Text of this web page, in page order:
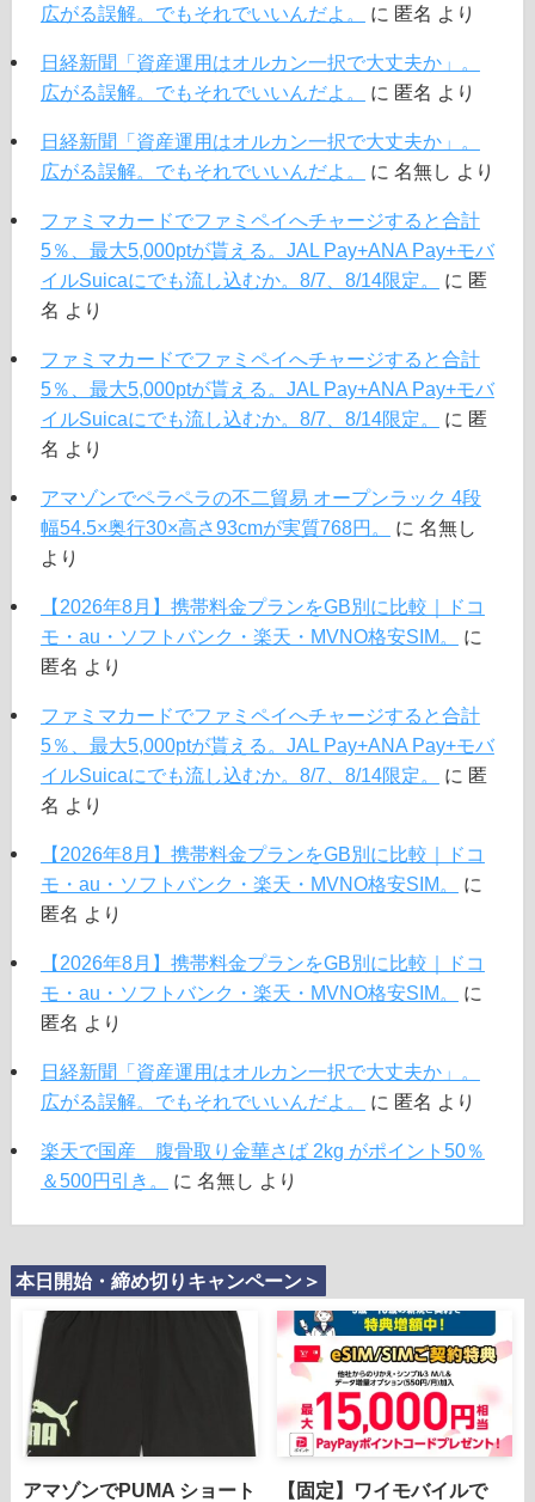
広がる誤解。でもそれでいいんだよ。
に 匿名 より
日経新聞「資産運用はオルカン一択で大丈夫か」。
広がる誤解。でもそれでいいんだよ。
に 匿名 より
日経新聞「資産運用はオルカン一択で大丈夫か」。
広がる誤解。でもそれでいいんだよ。
に 名無し より
ファミマカードでファミペイへチャージすると合計
5％、最大5,000ptが貰える。JAL Pay+ANA Pay+モバ
イルSuicaにでも流し込むか。8/7、8/14限定。
に 匿
名 より
ファミマカードでファミペイへチャージすると合計
5％、最大5,000ptが貰える。JAL Pay+ANA Pay+モバ
イルSuicaにでも流し込むか。8/7、8/14限定。
に 匿
名 より
アマゾンでペラペラの不二貿易 オープンラック 4段
幅54.5×奥行30×高さ93cmが実質768円。
に 名無し
より
【2026年8月】携帯料金プランをGB別に比較｜ドコ
モ・au・ソフトバンク・楽天・MVNO格安SIM。
に
匿名 より
ファミマカードでファミペイへチャージすると合計
5％、最大5,000ptが貰える。JAL Pay+ANA Pay+モバ
イルSuicaにでも流し込むか。8/7、8/14限定。
に 匿
名 より
【2026年8月】携帯料金プランをGB別に比較｜ドコ
モ・au・ソフトバンク・楽天・MVNO格安SIM。
に
匿名 より
【2026年8月】携帯料金プランをGB別に比較｜ドコ
モ・au・ソフトバンク・楽天・MVNO格安SIM。
に
匿名 より
日経新聞「資産運用はオルカン一択で大丈夫か」。
広がる誤解。でもそれでいいんだよ。
に 匿名 より
楽天で国産 腹骨取り金華さば 2kg がポイント50％
＆500円引き。
に 名無し より
本日開始・締め切りキャンペーン＞
アマゾンでPUMA ショート
【固定】ワイモバイルで